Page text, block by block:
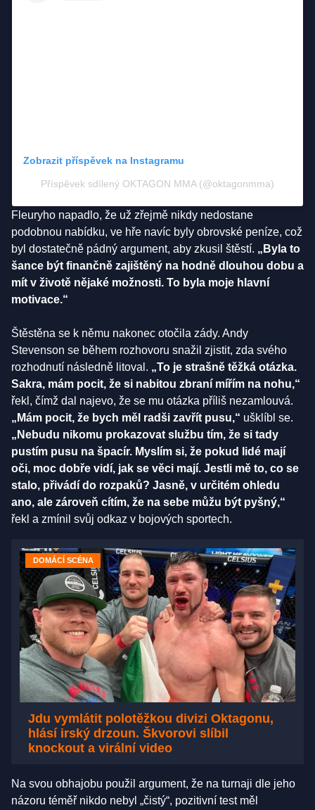
Zobrazit příspěvek na Instagramu
Příspěvek sdílený OKTAGON MMA (@oktagonmma)
Fleuryho napadlo, že už zřejmě nikdy nedostane
podobnou nabídku, ve hře navíc byly obrovské peníze, což
byl dostatečně pádný argument, aby zkusil štěstí. „Byla to
šance být finančně zajištěný na hodně dlouhou dobu a
mít v životě nějaké možnosti. To byla moje hlavní
motivace.“
Štěstěna se k němu nakonec otočila zády. Andy
Stevenson se během rozhovoru snažil zjistit, zda svého
rozhodnutí následně litoval. „To je strašně těžká otázka.
Sakra, mám pocit, že si nabitou zbraní mířím na nohu,“
řekl, čímž dal najevo, že se mu otázka příliš nezamlouvá.
„Mám pocit, že bych měl radši zavřít pusu,“ ušklíbl se.
„Nebudu nikomu prokazovat službu tím, že si tady
pustím pusu na špacír. Myslím si, že pokud lidé mají
oči, moc dobře vidí, jak se věci mají. Jestli mě to, co se
stalo, přivádí do rozpaků? Jasně, v určitém ohledu
ano, ale zároveň cítím, že na sebe můžu být pyšný,“
řekl a zmínil svůj odkaz v bojových sportech.
DOMÁCÍ SCÉNA
Jdu vymlátit polotěžkou divizi Oktagonu,
hlásí irský drzoun. Škvorovi slíbil
knockout a virální video
Na svou obhajobu použil argument, že na turnaji dle jeho
názoru téměř nikdo nebyl „čistý“, pozitivní test měl